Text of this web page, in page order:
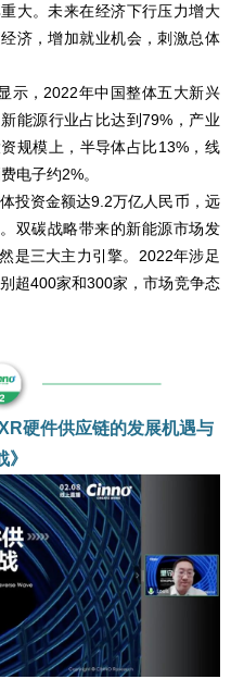
大。未来在经济下行压力增大
济，增加就业机会，刺激总体
示，2022年中国整体五大新兴
能源行业占比达到79%，产业
规模上，半导体占比13%，线
电子约2%。
投资金额达9.2万亿人民币，远
双碳战略带来的新能源市场发
是三大主力引擎。2022年涉足
超400家和300家，市场竞争态
硬件供应链的发展机遇与
》